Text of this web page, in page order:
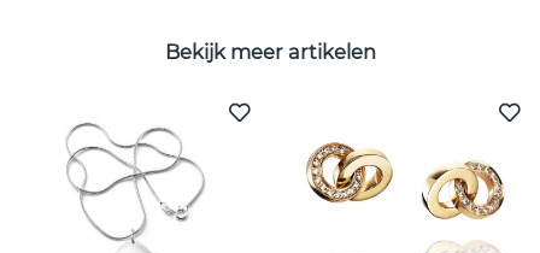
Bekijk meer artikelen